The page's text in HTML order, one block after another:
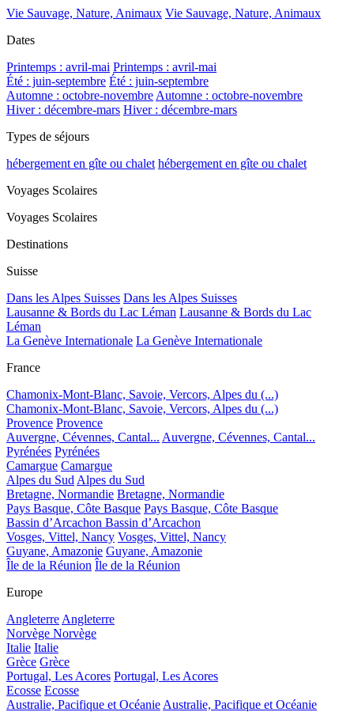
Vie Sauvage, Nature, Animaux Vie Sauvage, Nature, Animaux
Dates
Printemps : avril-mai Printemps : avril-mai
Été : juin-septembre Été : juin-septembre
Automne : octobre-novembre Automne : octobre-novembre
Hiver : décembre-mars Hiver : décembre-mars
Types de séjours
hébergement en gîte ou chalet hébergement en gîte ou chalet
Voyages Scolaires
Voyages Scolaires
Destinations
Suisse
Dans les Alpes Suisses Dans les Alpes Suisses
Lausanne & Bords du Lac Léman Lausanne & Bords du Lac
Léman
La Genève Internationale La Genève Internationale
France
Chamonix-Mont-Blanc, Savoie, Vercors, Alpes du (...)
Chamonix-Mont-Blanc, Savoie, Vercors, Alpes du (...)
Provence Provence
Auvergne, Cévennes, Cantal... Auvergne, Cévennes, Cantal...
Pyrénées Pyrénées
Camargue Camargue
Alpes du Sud Alpes du Sud
Bretagne, Normandie Bretagne, Normandie
Pays Basque, Côte Basque Pays Basque, Côte Basque
Bassin d’Arcachon Bassin d’Arcachon
Vosges, Vittel, Nancy Vosges, Vittel, Nancy
Guyane, Amazonie Guyane, Amazonie
Île de la Réunion Île de la Réunion
Europe
Angleterre Angleterre
Norvège Norvège
Italie Italie
Grèce Grèce
Portugal, Les Acores Portugal, Les Acores
Ecosse Ecosse
Australie, Pacifique et Océanie Australie, Pacifique et Océanie